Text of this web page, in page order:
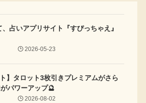
2026-05-23
占いアプリサイト『すぴっちゃえ』
2026-08-02
】タロット3枚引きプレミアムがさら
パワーアップ🔮